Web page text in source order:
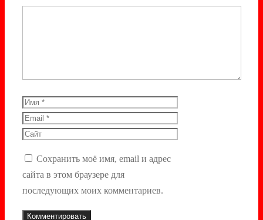
Имя
Email
Сайт
Сохранить моё имя, email и адрес
сайта в этом браузере для
последующих моих комментариев.